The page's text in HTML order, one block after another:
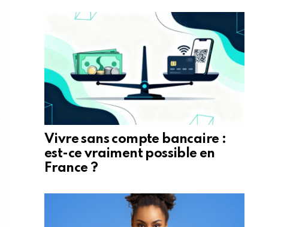
Vivre sans compte bancaire :
est-ce vraiment possible en
France ?